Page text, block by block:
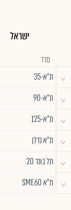
ישראל
מדד
^ ת"א-35
^ ת"א-90
^ ת"א-125
^ ת"א נדלן
^ תל בונד 20
^ ת"א SME60